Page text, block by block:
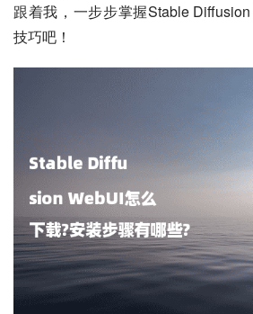
跟着我，一步步掌握Stable
技巧吧！